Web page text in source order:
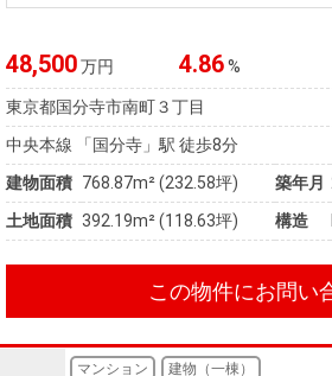
暮らしの
税金の本
（電子ブ
ック）
ド
48,500万円 4.86%
東京都国分寺市南町３丁目
中央本線 「国分寺」駅 徒歩8分
建物面積 768.87m² (232.58坪) 築年月
土地面積 392.19m² (118.63坪) 構造
この物件にお問い
マンション 建物（一棟）